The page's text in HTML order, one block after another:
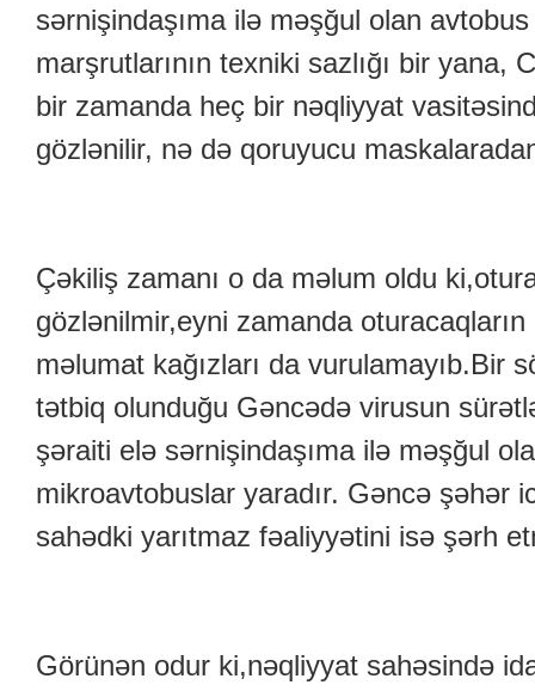
sərnişindaşıma ilə məşğul olan
marşrutlarının texniki sazlığı bir yana,
bir zamanda heç bir nəqliyyat
gözlənilir, nə də qoruyucu
Çəkiliş zamanı o da məlum oldu
gözlənilmir,eyni zamanda
məlumat kağızları da vurulamayıb.Bir
tətbiq olunduğu Gəncədə virusun
şəraiti elə sərnişindaşıma ilə məşğul
mikroavtobuslar yaradır. Gəncə şəhər
sahədki yarıtmaz fəaliyyətini isə şərh
Görünən odur ki,nəqliyyat sahəsində